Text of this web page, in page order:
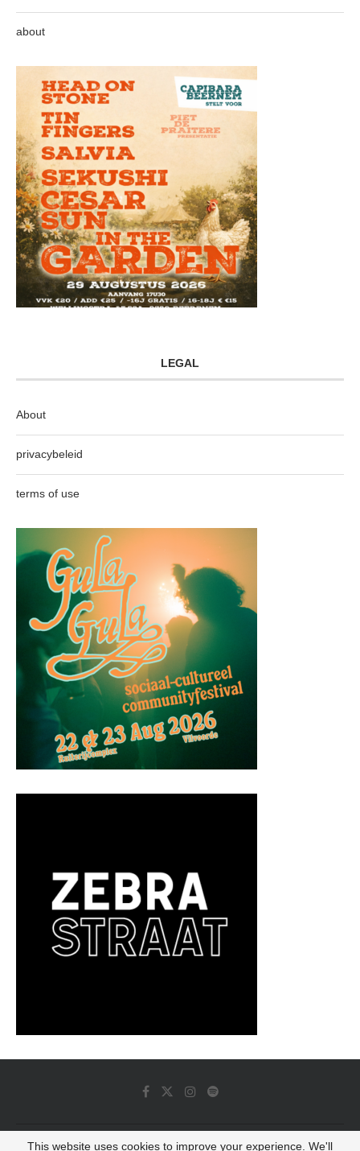
about
LEGAL
About
privacybeleid
terms of use
© 2022 - Luminous Dash All Rights Reserved
This website uses cookies to improve your experience. We'll